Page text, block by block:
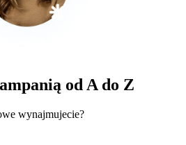
od A do Z
wynajmujecie?